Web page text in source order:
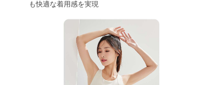
も快適な着用感を実現